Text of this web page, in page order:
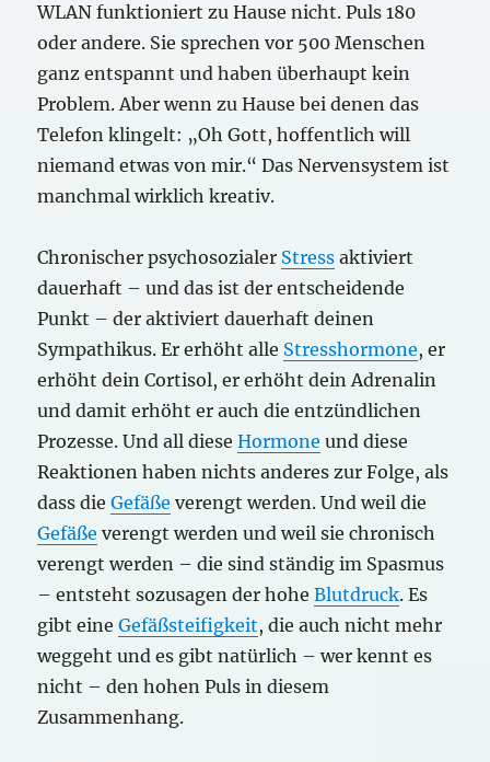
WLAN funktioniert zu Hause nicht. Puls 180
oder andere. Sie sprechen vor 500 Menschen
ganz entspannt und haben überhaupt kein
Problem. Aber wenn zu Hause bei denen das
Telefon klingelt: „Oh Gott, hoffentlich will
niemand etwas von mir.“ Das Nervensystem ist
manchmal wirklich kreativ.
Chronischer psychosozialer Stress aktiviert
dauerhaft – und das ist der entscheidende
Punkt – der aktiviert dauerhaft deinen
Sympathikus. Er erhöht alle Stresshormone, er
erhöht dein Cortisol, er erhöht dein Adrenalin
und damit erhöht er auch die entzündlichen
Prozesse. Und all dieseHormone und diese
Reaktionen haben nichts anderes zur Folge, als
dass dieGefäße verengt werden. Und weil die
Gefäße verengt werden und weil sie chronisch
verengt werden – die sind ständig im Spasmus
– entsteht sozusagen der hoheBlutdruck. Es
gibt eineGefäßsteifigkeit, die auch nicht mehr
weggeht und es gibt natürlich – wer kennt es
nicht – den hohen Puls in diesem
Zusammenhang.